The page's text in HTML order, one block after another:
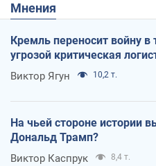
Мнения
Кремль переносит войну
угрозой критическая
Виктор Ягун 10,2 т.
На чьей стороне истории
Дональд Трамп?
Виктор Каспрук 8,4 т.